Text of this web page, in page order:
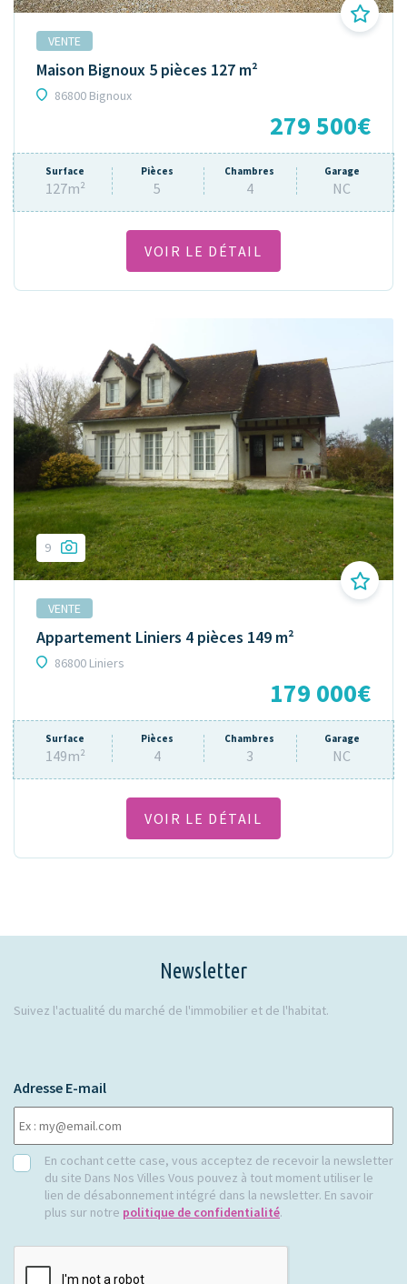
VENTE
Maison Bignoux 5 pièces 127 m²
86800 Bignoux
279 500€
Surface
127m²
Pièces
5
Chambres
4
Garage
NC
VOIR LE DÉTAIL
9
VENTE
Appartement Liniers 4 pièces 149 m²
86800 Liniers
179 000€
Surface
149m²
Pièces
4
Chambres
3
Garage
NC
VOIR LE DÉTAIL
Newsletter
Suivez l'actualité du marché de l'immobilier et de l'habitat.
Adresse E-mail
RGPDEn cochant cette case, vous acceptez de recevoir la newsletter
du site Dans Nos Villes Vous pouvez à tout moment utiliser le
lien de désabonnement intégré dans la newsletter. En savoir
plus sur notre politique de confidentialité.
CAPTCHA